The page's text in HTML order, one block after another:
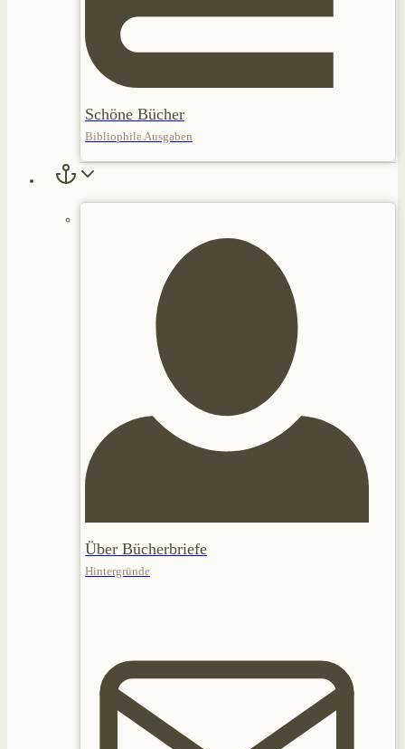
Schöne Bücher
Bibliophile Ausgaben
Über Bücherbriefe
Hintergründe